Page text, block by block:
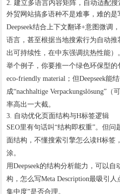
2. 建立多语言内容矩阵，自动适配搜
外贸网站搞多语种不是难事，难的是
Deepseek结合上下文翻译+意图微调
语言，甚至根据当地搜索行为自动
出可持续性，在中东强调抗热性能）
举个例子，你要推一个绿色环保型
eco-friendly material；但Deepseek能
成“nachhaltige Verpackungslösung”
率高出一大截。
3. 自动优化页面结构与H标签逻辑
SEO里有句话叫“结构即权重”。但
面结构，不懂搜索引擎怎么读H标签
涂。
用Deepseek的结构分析能力，可以
构，怎么写Meta Description最吸引
集中度”是否合理。